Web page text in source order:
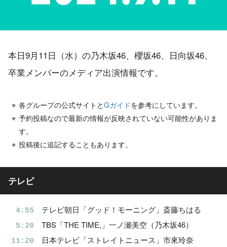
本日9月11日（水）の乃木坂46、櫻坂46、日向坂46、
卒業メンバーのメディア出演情報です。
各グループの公式サイトとGガイドを参考にしています。
予約投稿なので最新の情報が反映されていない可能性がありま
す。
投稿後に追記することもあります。
テレビ
4:55 テレビ朝日「グッド！モーニング」斎藤ちはる
5:20 TBS「THE TIME,」一ノ瀬美空（乃木坂46）
11:20 日本テレビ「ストレイトニュース」市來玲奈